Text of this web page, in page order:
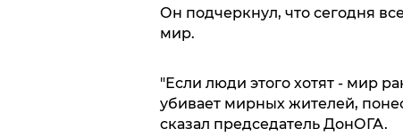
Он подчеркнул, что сегодня
мир.
"Если люди этого хотят - мир
убивает мирных жителей,
сказал председатель ДонОГА.